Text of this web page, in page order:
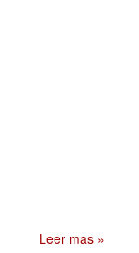
Leer mas »